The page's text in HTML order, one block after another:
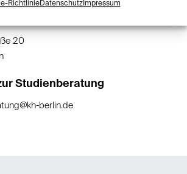
RichtlinieDatenschutzImpressum
20
Studienberatung
berlin.de